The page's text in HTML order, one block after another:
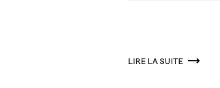
LIRE LA SUITE